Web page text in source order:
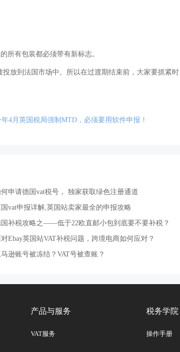
所有包装都必须带有新标志。
放到法国市场中。所以在过渡期结束前，大家要抓紧时
4月英国税局强制MTD，必须要用软件申报！
申请德国vat税号， 独家获取绿色注册通道
vat申报详解,英国站卖家最全的申报攻略
补税攻略之——低于22欧直邮小包到底要不要补税？
对Ebay英国站VAT补税问题，跨境电商如何应对？
马逊账号被冻结？VAT号被查账？
产品与服务
VAT服务
税务学院
操作手册